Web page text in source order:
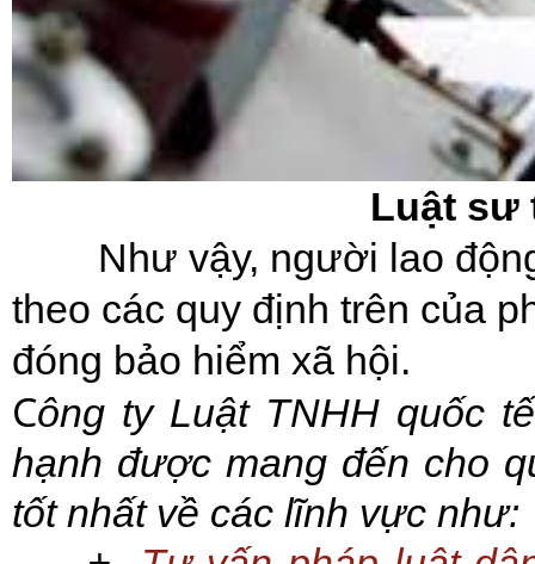
Luật sư
Như vậy, người lao
theo các quy định trên của
đóng bảo hiểm xã hội.
Công ty Luật TNHH quốc
hạnh được mang đến cho
tốt nhấtvề các lĩnh vực như: